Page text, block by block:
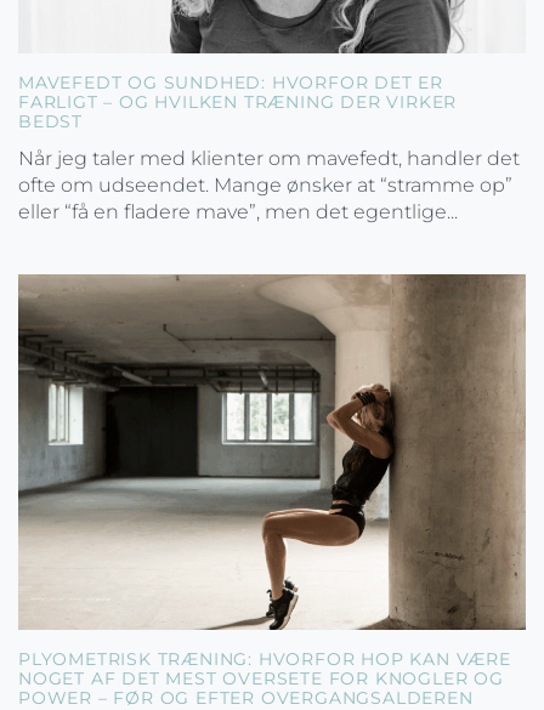
MAVEFEDT OG SUNDHED: HVORFOR DET ER
FARLIGT – OG HVILKEN TRÆNING DER VIRKER
BEDST
Når jeg taler med klienter om mavefedt, handler det
ofte om udseendet. Mange ønsker at “stramme op”
eller “få en fladere mave”, men det egentlige...
PLYOMETRISK TRÆNING: HVORFOR HOP KAN VÆRE
NOGET AF DET MEST OVERSETE FOR KNOGLER OG
POWER – FØR OG EFTER OVERGANGSALDEREN